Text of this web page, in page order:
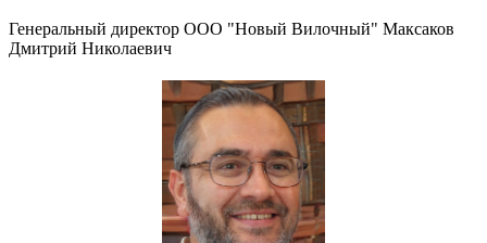
Генеральный директор ООО "Новый Вилочный" Максаков
Дмитрий Николаевич